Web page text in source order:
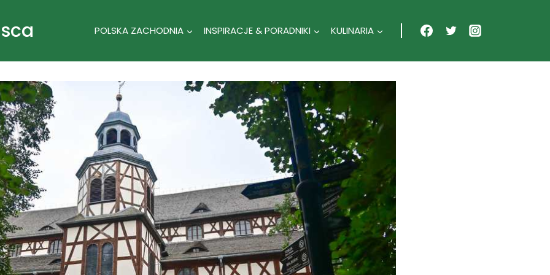
POLSKA ZACHODNIA INSPIRACJE & PORADNIKI KULINARIA